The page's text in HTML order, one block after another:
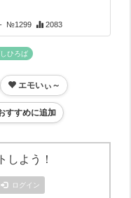
- №1299 2083
ひろば
エモいぃ～
すすめに追加
しよう！
ログイン